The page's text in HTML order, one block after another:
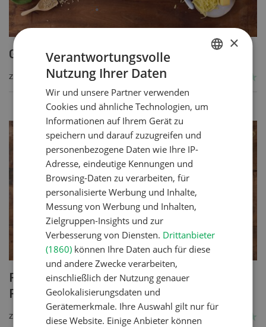
Getreide-Gemüseauflauf
ZUM REZEPT
Poulet mit Spinat-Dörrtomaten-
Rahmsauce
ZUM REZEPT
×
Verantwortungsvolle
Nutzung Ihrer Daten
Wir und unsere Partner verwenden
Cookies und ähnliche Technologien, um
Informationen auf Ihrem Gerät zu
speichern und darauf zuzugreifen und
personenbezogene Daten wie Ihre IP-
Adresse, eindeutige Kennungen und
Browsing-Daten zu verarbeiten, für
personalisierte Werbung und Inhalte,
Messung von Werbung und Inhalten,
Zielgruppen-Insights und zur
Verbesserung von Diensten. Drittanbieter
(1860) können Ihre Daten auch für diese
und andere Zwecke verarbeiten,
einschließlich der Nutzung genauer
Geolokalisierungsdaten und
Gerätemerkmale. Ihre Auswahl gilt nur für
diese Website. Einige Anbieter können